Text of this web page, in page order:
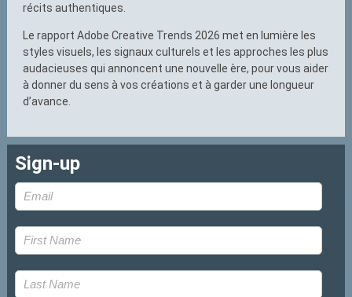
récits authentiques.
Le rapport Adobe Creative Trends 2026 met en lumière les
styles visuels, les signaux culturels et les approches les plus
audacieuses qui annoncent une nouvelle ère, pour vous aider
à donner du sens à vos créations et à garder une longueur
d’avance.
Sign-up